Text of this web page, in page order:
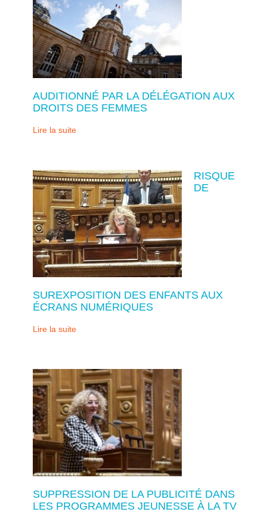
AUDITIONNÉ PAR LA DÉLÉGATION AUX
DROITS DES FEMMES
Lire la suite
RISQUE
DE
SUREXPOSITION DES ENFANTS AUX
ÉCRANS NUMÉRIQUES
Lire la suite
SUPPRESSION DE LA PUBLICITÉ DANS
LES PROGRAMMES JEUNESSE À LA TV